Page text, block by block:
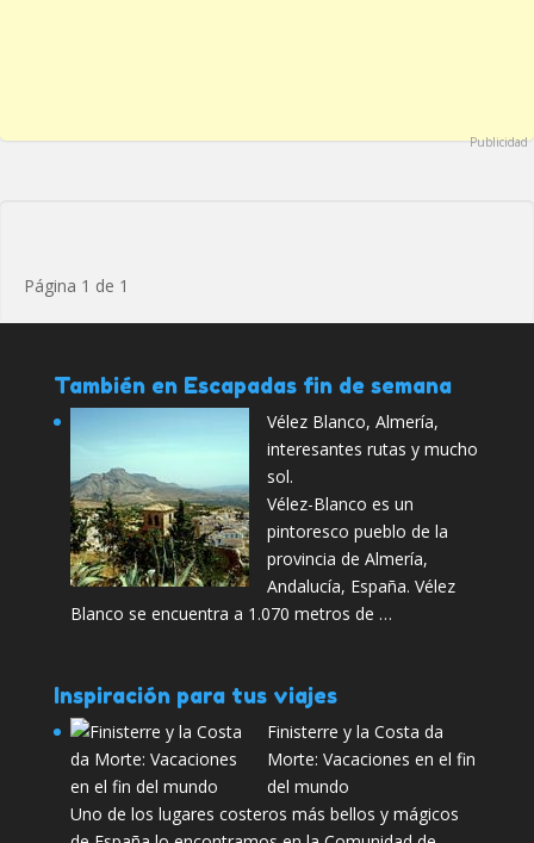
Publicidad
Página 1 de 1
También en Escapadas fin de semana
Vélez Blanco, Almería,
interesantes rutas y mucho
sol.
Vélez-Blanco es un
pintoresco pueblo de la
provincia de Almería,
Andalucía, España. Vélez
Blanco se encuentra a 1.070 metros de …
Inspiración para tus viajes
Finisterre y la Costa da
Morte: Vacaciones en el fin
del mundo
Uno de los lugares costeros más bellos y mágicos